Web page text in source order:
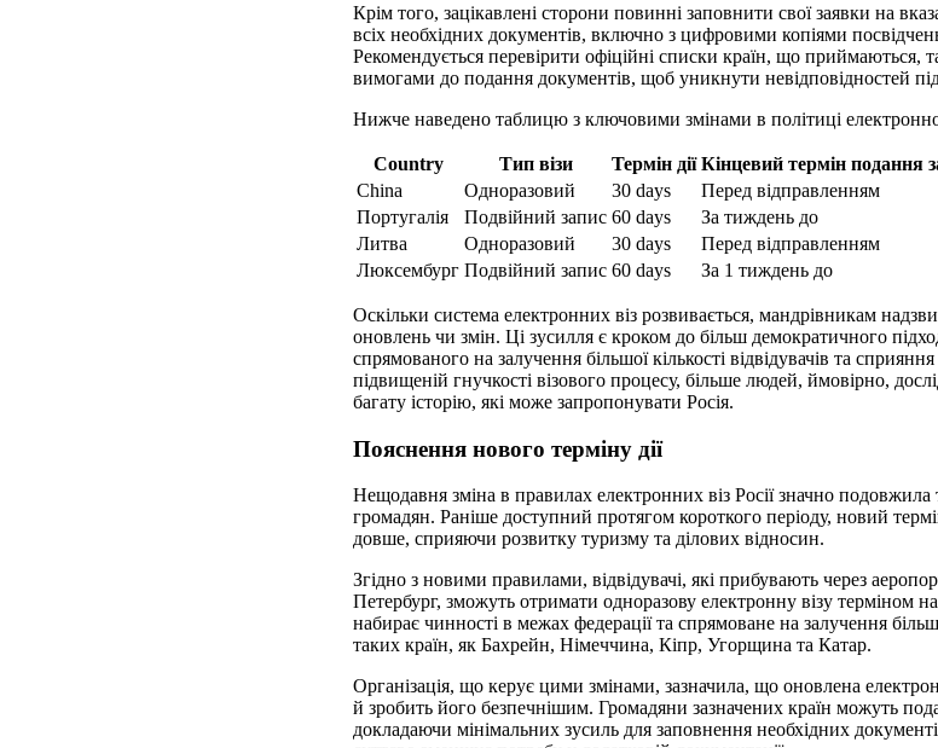
Крім того, зацікавлені сторони повинні заповнити свої заявки на
всіх необхідних документів, включно з цифровими копіями
Рекомендується перевірити офіційні списки країн, що приймаються,
вимогами до подання документів, щоб уникнути невідповідностей
Нижче наведено таблицю з ключовими змінами в політиці
Country Тип візи Термін дії Кінцевий термін подання
China
Одноразовий 30 days
Перед відправленням
Португалія
Подвійний запис 60 days
За тиждень до
Литва
Одноразовий 30 days
Перед відправленням
Люксембург Подвійний запис 60 days За 1 тиждень до
Оскільки система електронних віз розвивається, мандрівникам
оновлень чи змін. Ці зусилля є кроком до більш демократичного
спрямованого на залучення більшої кількості відвідувачів та
підвищеній гнучкості візового процесу, більше людей, ймовірно,
багату історію, які може запропонувати Росія.
Пояснення нового терміну дії
Нещодавня зміна в правилах електронних віз Росії значно подовжила
громадян. Раніше доступний протягом короткого періоду, новий
довше, сприяючи розвитку туризму та ділових відносин.
Згідно з новими правилами, відвідувачі, які прибувають через
Петербург, зможуть отримати одноразову електронну візу терміном
набирає чинності в межах федерації та спрямоване на залучення
таких країн, як Бахрейн, Німеччина, Кіпр, Угорщина та Катар.
Організація, що керує цими змінами, зазначила, що оновлена
й зробить його безпечнішим. Громадяни зазначених країн можуть
докладаючи мінімальних зусиль для заповнення необхідних